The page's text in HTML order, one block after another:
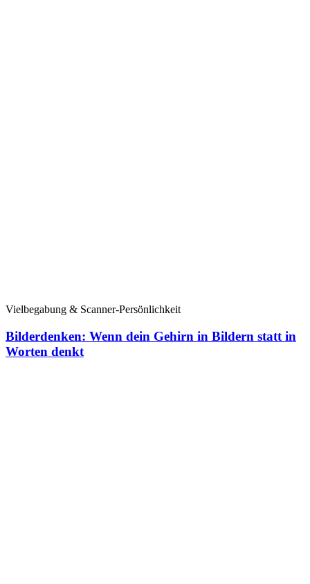
Vielbegabung & Scanner-Persönlichkeit
Bilderdenken: Wenn dein Gehirn in Bildern statt in
Worten denkt